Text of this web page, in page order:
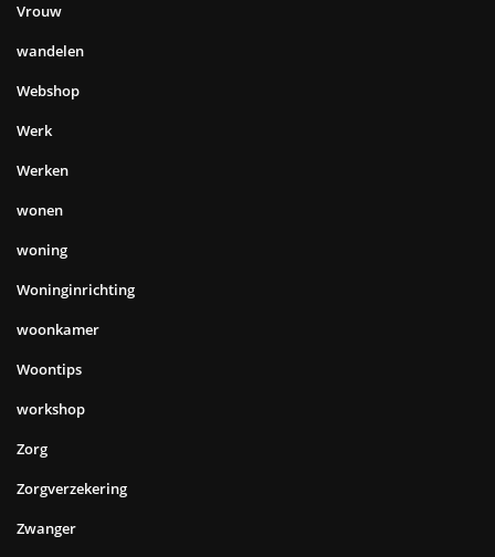
Vrouw
wandelen
Webshop
Werk
Werken
wonen
woning
Woninginrichting
woonkamer
Woontips
workshop
Zorg
Zorgverzekering
Zwanger